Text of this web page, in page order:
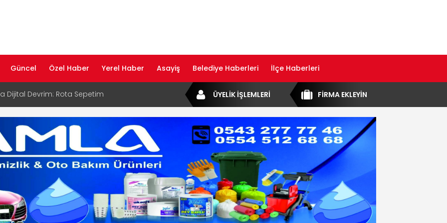
Güncel Özel Haber Yerel Haber Asayiş Belediye Haberleri İlçe Haberleri
Bölge Müdürü Makam Koltuğunu
Rehberi ile Google ve Yapay Zeka
Öne Çıkın
Rehberi Hizmete Girdi
Yayın Hayatına Başladı | Hızlı ve Akıllı
Dijital Devrim: Rota Sepetim
FİRMA EKLEYİN
ÜYELİK İŞLEMLERİ